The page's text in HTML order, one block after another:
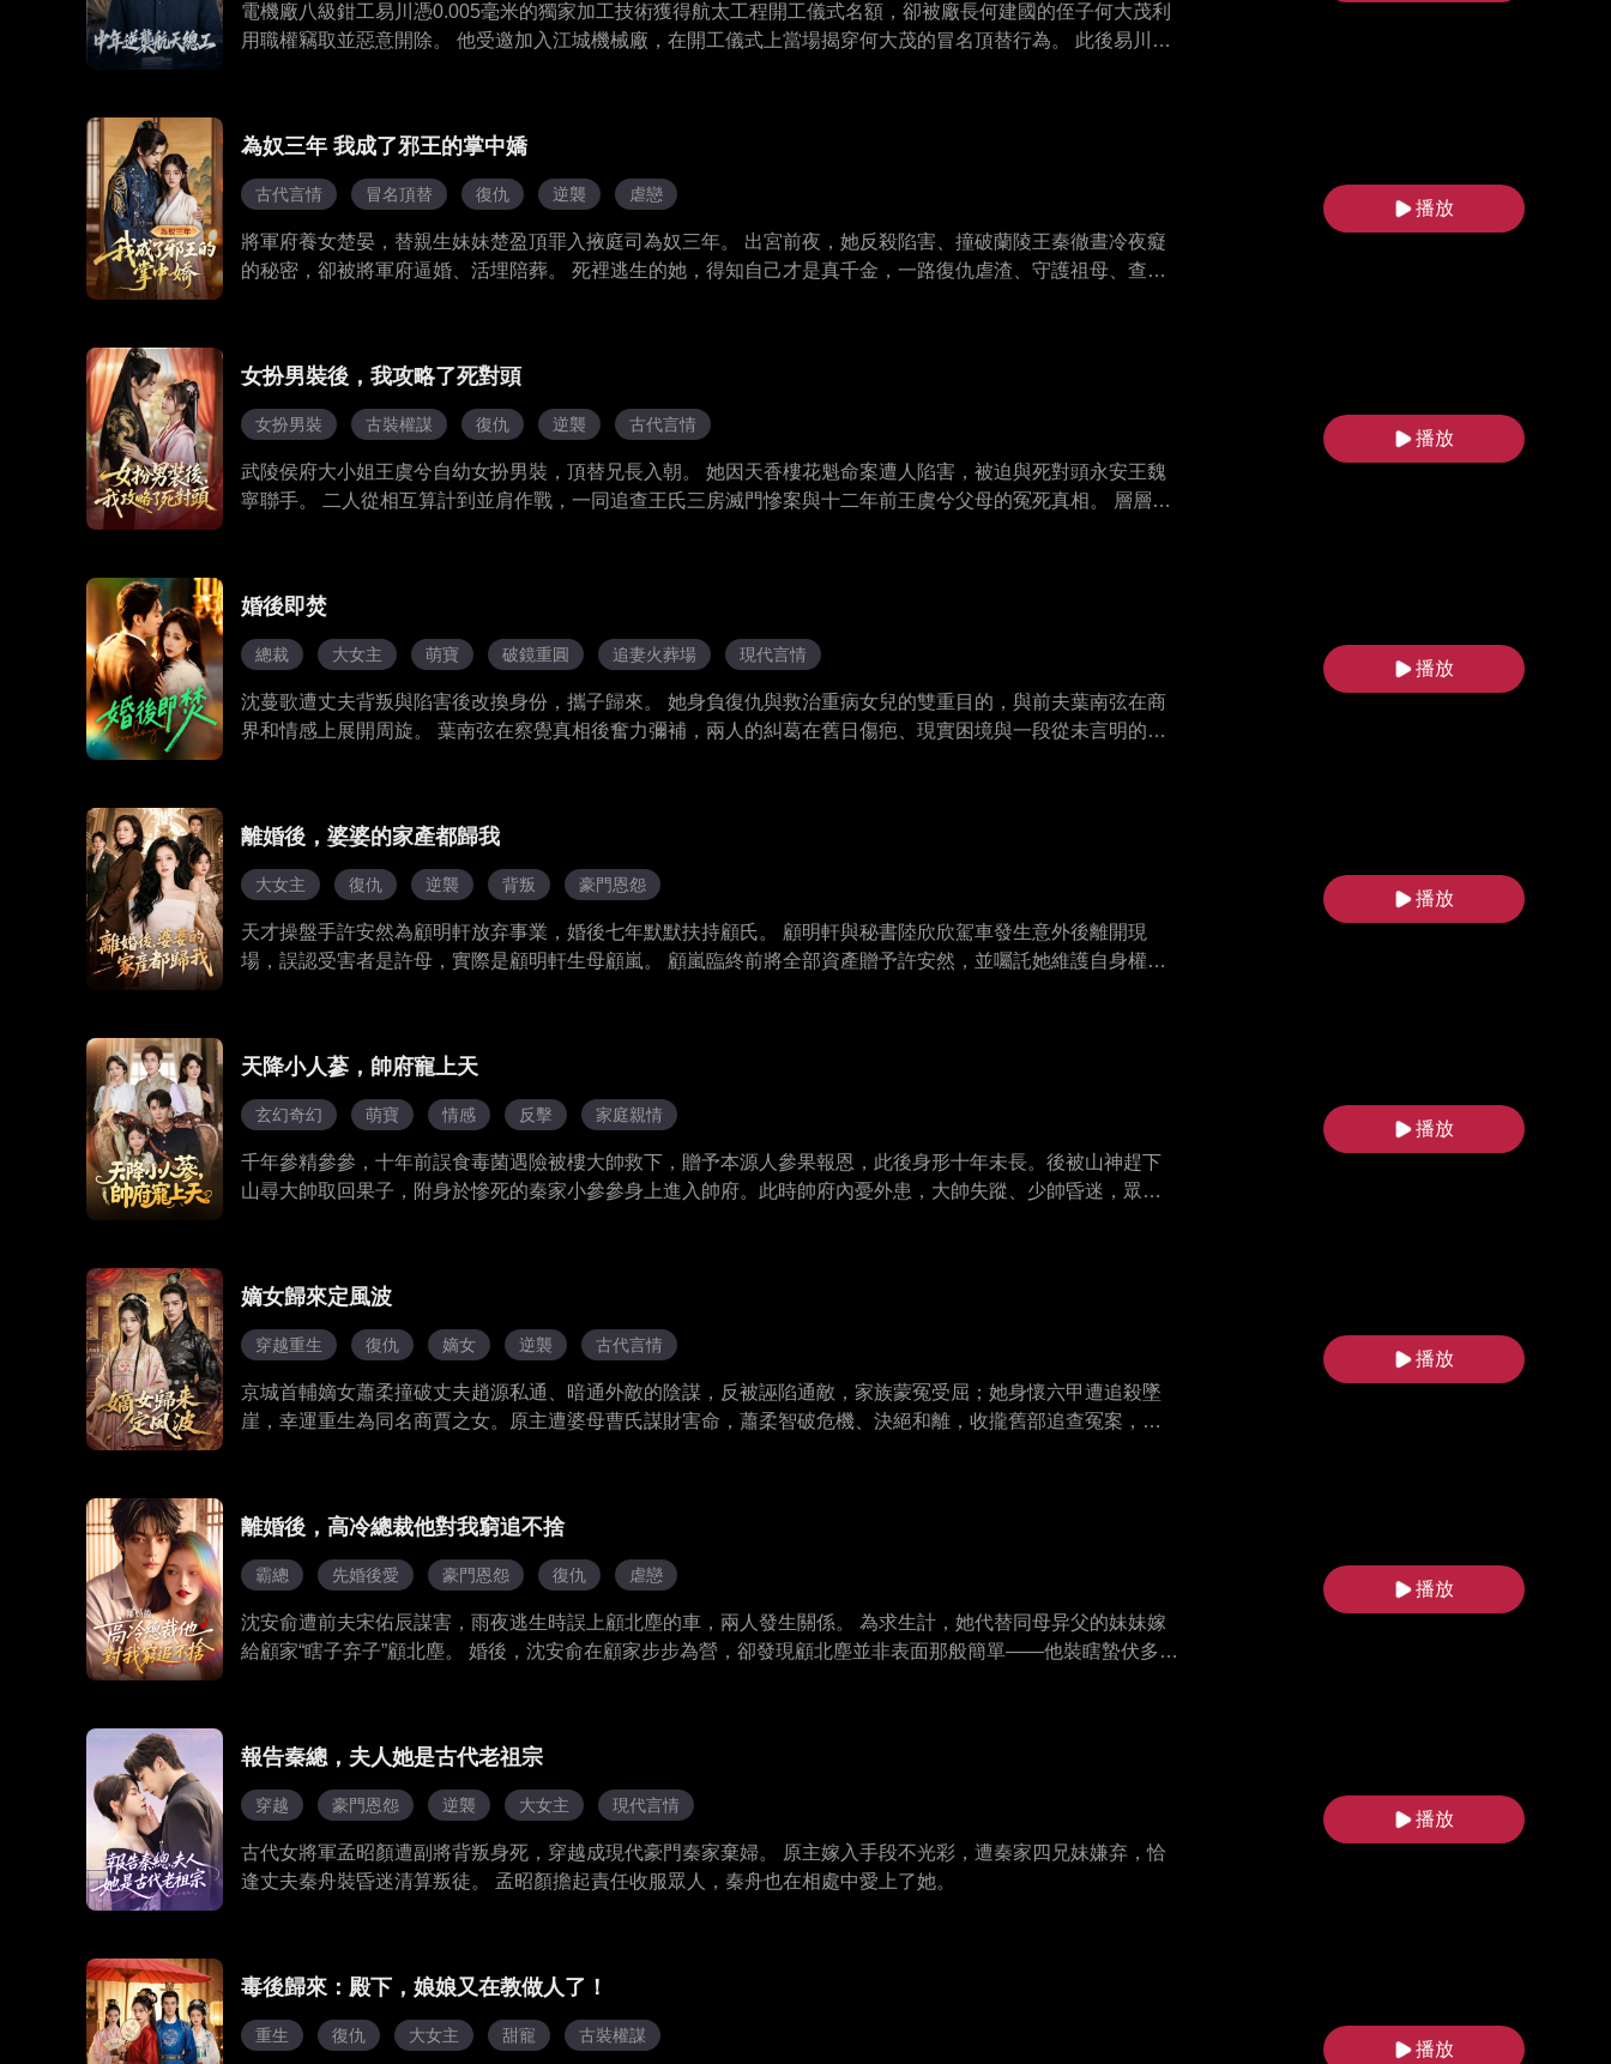
電機廠八級鉗工易川憑0.005毫米的獨家加工技術獲得航太工程開工儀式名額，卻被廠長何建國的侄子何大茂利
用職權竊取並惡意開除。 他受邀加入江城機械廠，在開工儀式上當場揭穿何大茂的冒名頂替行為。 此後易川攻
為奴三年 我成了邪王的掌中嬌
古代言情 冒名頂替 復仇 逆襲 虐戀
將軍府養女楚晏，替親生妹妹楚盈頂罪入掖庭司為奴三年。 出宮前夜，她反殺陷害、撞破蘭陵王秦徹晝冷夜癡
的秘密，卻被將軍府逼婚、活埋陪葬。 死裡逃生的她，得知自己才是真千金，一路復仇虐渣、守護祖母、查清
播放
女扮男裝後，我攻略了死對頭
女扮男裝 古裝權謀 復仇 逆襲 古代言情
武陵侯府大小姐王虞兮自幼女扮男裝，頂替兄長入朝。 她因天香樓花魁命案遭人陷害，被迫與死對頭永安王魏
寧聯手。 二人從相互算計到並肩作戰，一同追查王氏三房滅門慘案與十二年前王虞兮父母的冤死真相。 層層剝
播放
婚後即焚
總裁 大女主 萌寶 破鏡重圓 追妻火葬場 現代言情
沈蔓歌遭丈夫背叛與陷害後改換身份，攜子歸來。 她身負復仇與救治重病女兒的雙重目的，與前夫葉南弦在商
界和情感上展開周旋。 葉南弦在察覺真相後奮力彌補，兩人的糾葛在舊日傷疤、現實困境與一段從未言明的漫
播放
離婚後，婆婆的家產都歸我
大女主 復仇 逆襲 背叛 豪門恩怨
天才操盤手許安然為顧明軒放弃事業，婚後七年默默扶持顧氏。 顧明軒與秘書陸欣欣駕車發生意外後離開現
場，誤認受害者是許母，實際是顧明軒生母顧嵐。 顧嵐臨終前將全部資產贈予許安然，並囑託她維護自身權
播放
天降小人蔘，帥府寵上天
玄幻奇幻 萌寶 情感 反擊 家庭親情
千年參精參參，十年前誤食毒菌遇險被樓大帥救下，贈予本源人參果報恩，此後身形十年未長。後被山神趕下
山尋大帥取回果子，附身於慘死的秦家小參參身上進入帥府。此時帥府內憂外患，大帥失蹤、少帥昏迷，眾人
播放
嫡女歸來定風波
穿越重生 復仇 嫡女 逆襲 古代言情
京城首輔嫡女蕭柔撞破丈夫趙源私通、暗通外敵的陰謀，反被誣陷通敵，家族蒙冤受屈；她身懷六甲遭追殺墜
崖，幸運重生為同名商賈之女。原主遭婆母曹氏謀財害命，蕭柔智破危機、決絕和離，收攏舊部追查冤案，聯
播放
離婚後，高冷總裁他對我窮追不捨
霸總 先婚後愛 豪門恩怨 復仇 虐戀
沈安俞遭前夫宋佑辰謀害，雨夜逃生時誤上顧北塵的車，兩人發生關係。 為求生計，她代替同母异父的妹妹嫁
給顧家“瞎子弃子”顧北塵。 婚後，沈安俞在顧家步步為營，卻發現顧北塵並非表面那般簡單——他裝瞎蟄伏多
播放
報告秦總，夫人她是古代老祖宗
穿越 豪門恩怨 逆襲 大女主 現代言情
古代女將軍孟昭顏遭副將背叛身死，穿越成現代豪門秦家棄婦。 原主嫁入手段不光彩，遭秦家四兄妹嫌弃，恰
逢丈夫秦舟裝昏迷清算叛徒。 孟昭顏擔起責任收服眾人，秦舟也在相處中愛上了她。
播放
毒後歸來：殿下，娘娘又在教做人了！
重生 復仇 大女主 甜寵 古裝權謀
播放